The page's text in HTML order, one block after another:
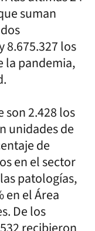
suman
8.675.327 los
la pandemia,
son 2.428 los
unidades de
de
en el sector
patologías,
en el Área
De los